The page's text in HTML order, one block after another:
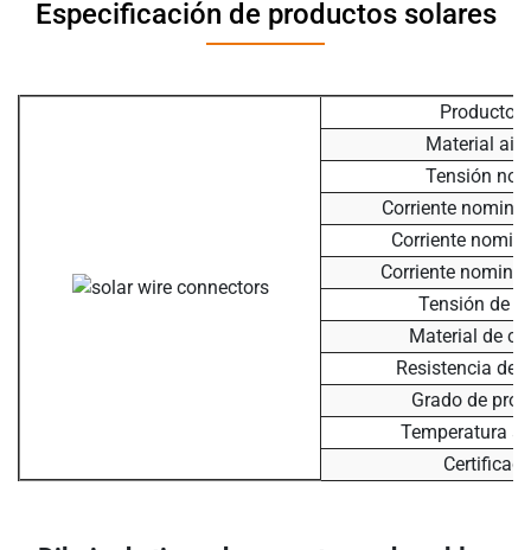
Especificación de productos solares
Producto
Material
Tensión
Corriente
Corriente
Corriente
Tensión de
Material de
Resistencia de
Grado de
Temperatura